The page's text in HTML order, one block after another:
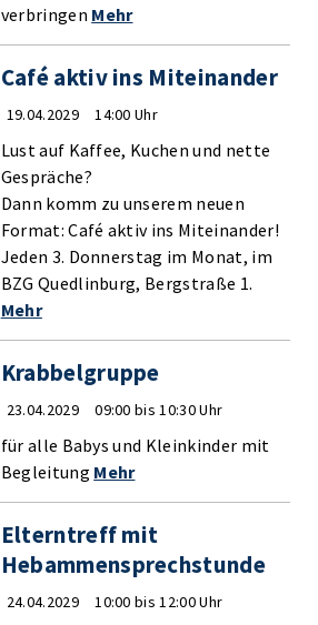
verbringen Mehr
Café aktiv ins Miteinander
19.04.2029 14:00 Uhr
Lust auf Kaffee, Kuchen und nette
Gespräche?
Dann komm zu unserem neuen
Format: Café aktiv ins Miteinander!
Jeden 3. Donnerstag im Monat, im
BZG Quedlinburg, Bergstraße 1.
Mehr
Krabbelgruppe
23.04.2029 09:00 bis 10:30 Uhr
für alle Babys und Kleinkinder mit
Begleitung Mehr
Elterntreff mit
Hebammensprechstunde
24.04.2029 10:00 bis 12:00 Uhr